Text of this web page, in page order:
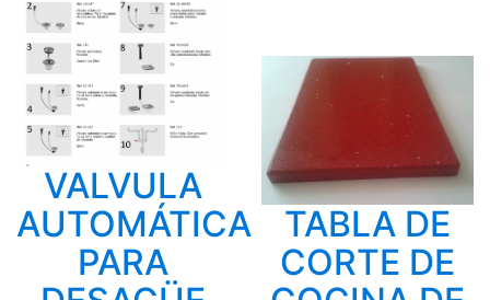
VALVULA
AUTOMÁTICA
PARA
TABLA DE
CORTE DE